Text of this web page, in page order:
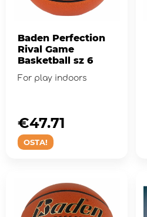
Baden Perfection
Rival Game
Basketball sz 6
For play indoors
OSTA!
€47.71